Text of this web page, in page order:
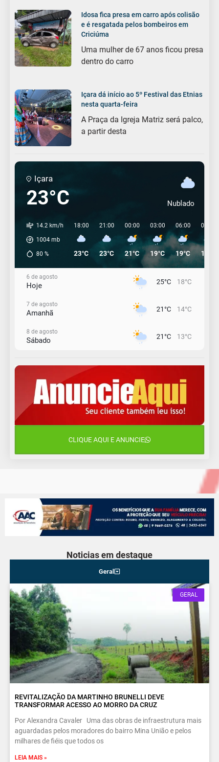
Idosa fica presa em carro após colisão
e é resgatada pelos bombeiros em
Criciúma
Uma mulher de 67 anos ficou presa
dentro do carro
Içara dá início ao 5º Festival das Etnias
nesta quarta-feira
A Praça da Igreja Matriz será palco,
a partir desta
Içara
23°C Nublado
14.2 km/h
1004 mb
80 %
18:00
23°C
21:00
23°C
00:00
21°C
03:00
19°C
06:00
19°C
09:00
19°C
6 de agosto
Hoje 25°C 18°C
7 de agosto
Amanhã 21°C 14°C
8 de agosto
Sábado 21°C 13°C
Domingo 16°C 13°C
10 de agosto
Segunda-Feira
CLIQUE AQUI E ANUNCIE
Noticias em destaque
Geral
GERAL
REVITALIZAÇÃO DA MARTINHO BRUNELLI DEVE
TRANSFORMAR ACESSO AO MORRO DA CRUZ
Por Alexandra Cavaler Uma das obras de infraestrutura mais
aguardadas pelos moradores do bairro Mina União e pelos
milhares de fiéis que todos os
LEIA MAIS »